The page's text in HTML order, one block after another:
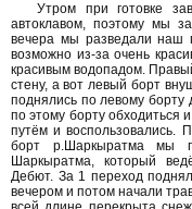
Утром при готовке
автоклавом, поэтому мы
вечера мы разведали наш
возможно из-за очень
красивым водопадом.
стену, а вот левый борт
поднялись по левому борту
по этому борту обходиться
путём и воспользовались.
борт р.Шаркыратма мы
Шаркыратма, который
Дебют. За 1 переход
вечером и потом начали